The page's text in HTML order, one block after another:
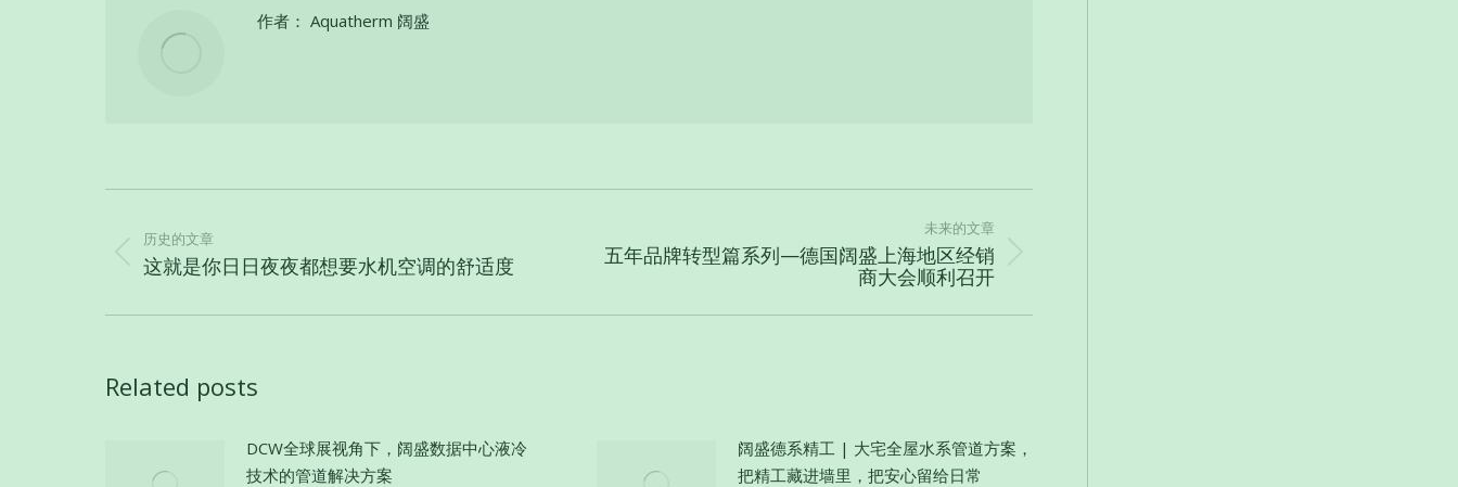
作者： Aquatherm 阔盛
历史的文章
历
的
这就是你日日夜夜都想要水机空调的舒适度
未来的文章
未
的
五年品牌转型篇系列—德国阔盛上海地区经销
商大会顺利召开
Related posts
DCW全球展视角下，阔盛数据中心液冷
技术的管道解决方案
阔盛德系精工 | 大宅全屋水系管道方案，
把精工藏进墙里，把安心留给日常